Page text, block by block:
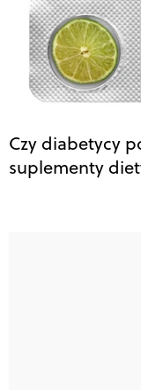
Czy diabetycy
suplementy